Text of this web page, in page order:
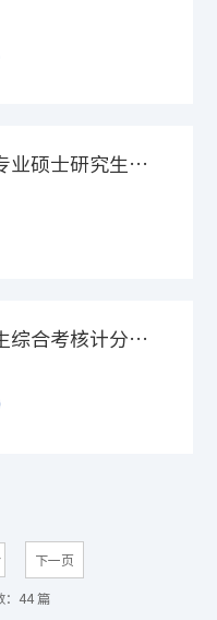
业硕士研究生导
综合考核计分标
下一页
：44 篇